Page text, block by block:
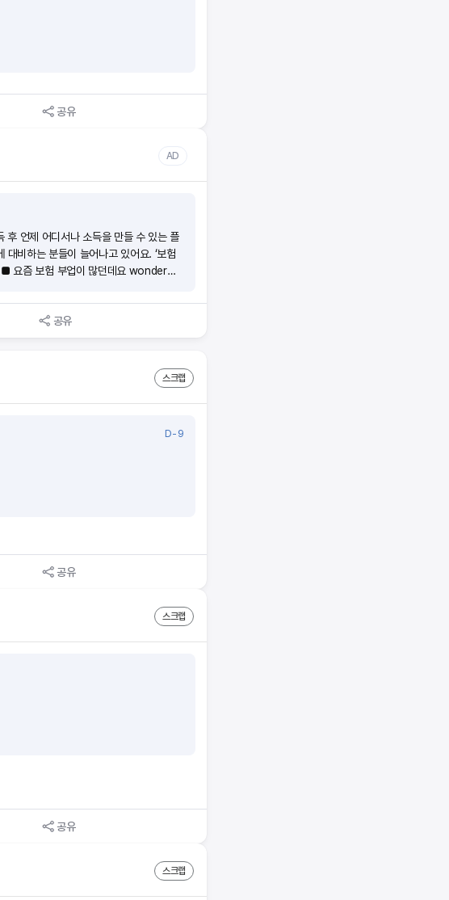
공유
AD
언제 어디서나 소득을 만들 수 있는 플
비하는 분들이 늘어나고 있어요. ‘보험
요즘 보험 부업이 많던데요 wonder의
로 소득을 만들 수 있어요.(4)시작부터
있어요. ■ 절차가 궁금해요 ■ 소득이 얼
받을 수 있어요 [예시] 보험료 10만원 ■
으니 암기할 때 주의가 필요해요! √ 모의
시험공부 꿀팁!1. wonder 앱에서 회원
터 동영상강의,모의고사, 요약정리를 반
자도 꼼꼼하게 읽어 보시고 준비물 챙겨
공유
스크랩
D-9
공유
스크랩
공유
스크랩